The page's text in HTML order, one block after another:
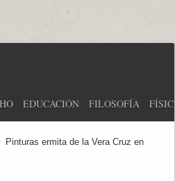
EDUCACIÓN FILOSOFÍA
Pinturas ermita de la Vera Cruz en